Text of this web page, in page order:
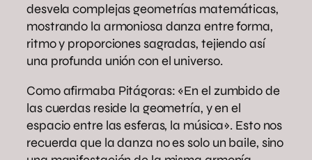
desvela complejas geometrías matemáticas,
mostrando la armoniosa danza entre forma,
ritmo y proporciones sagradas, tejiendo así
una profunda unión con el universo.
Como afirmaba Pitágoras: «En el zumbido de
las cuerdas reside la geometría, y en el
espacio entre las esferas, la música». Esto nos
recuerda que la danza no es solo un baile, sino